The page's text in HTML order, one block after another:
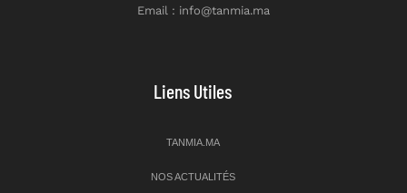
Email : info@tanmia.ma
Liens Utiles
TANMIA.MA
NOS ACTUALITÉS